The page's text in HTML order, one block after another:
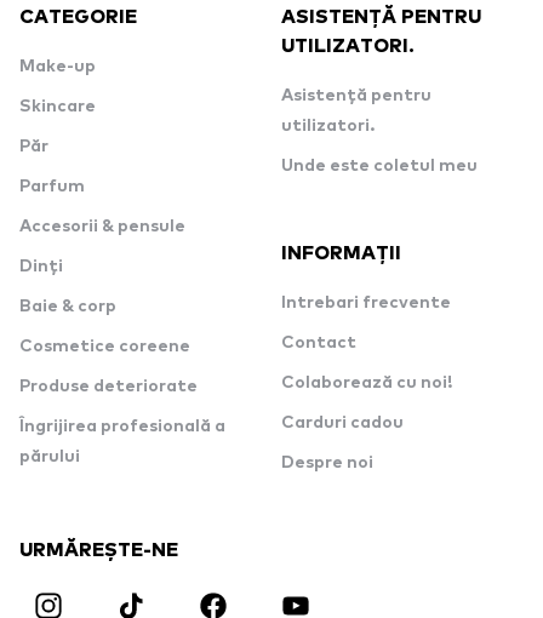
CATEGORIE
Make-up
Skincare
Păr
Parfum
Accesorii & pensule
Dinți
Baie & corp
Cosmetice coreene
Produse deteriorate
Îngrijirea profesională a
părului
ASISTENȚĂ PENTRU
UTILIZATORI.
Asistență pentru
utilizatori.
Unde este coletul meu
INFORMAȚII
Intrebari frecvente
Contact
Colaborează cu noi!
Carduri cadou
Despre noi
URMĂREȘTE-NE